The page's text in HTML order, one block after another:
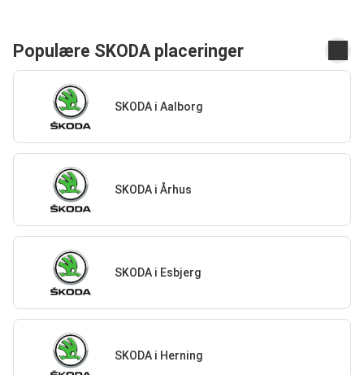
Populære SKODA placeringer
SKODA i Aalborg
SKODA i Århus
SKODA i Esbjerg
SKODA i Herning